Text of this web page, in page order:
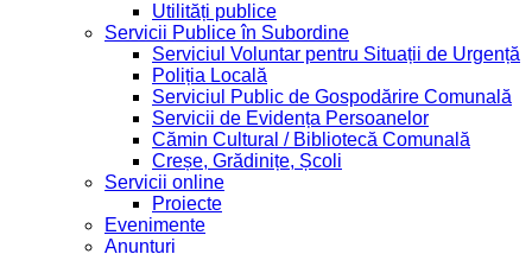
Utilități publice
Servicii Publice în Subordine
Serviciul Voluntar pentru Situații de Urgență
Poliția Locală
Serviciul Public de Gospodărire Comunală
Servicii de Evidența Persoanelor
Cămin Cultural / Bibliotecă Comunală
Creșe, Grădinițe, Școli
Servicii online
Proiecte
Evenimente
Anunțuri